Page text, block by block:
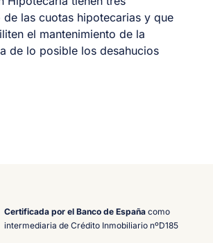
las cuotas hipotecarias y que
el mantenimiento de la
de lo posible los desahucios
Certificada por el Banco de España como
intermediaria de Crédito Inmobiliario nºD185